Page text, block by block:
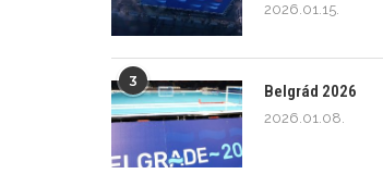
2026.01.15.
3
Belgrád 2026
2026.01.08.